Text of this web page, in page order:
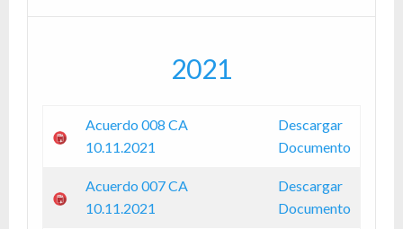
2021
Acuerdo 008 CA
10.11.2021
Descargar
Documento
Acuerdo 007 CA
10.11.2021
Descargar
Documento